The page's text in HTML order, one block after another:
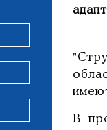
В